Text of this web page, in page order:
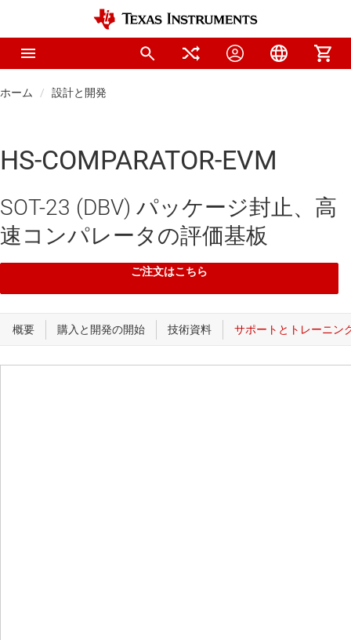
ホーム 設計と開発
HS-COMPARATOR-EVM
SOT-23 (DBV) パッケージ封止、高
速コンパレータの評価基板
ご注文はこちら